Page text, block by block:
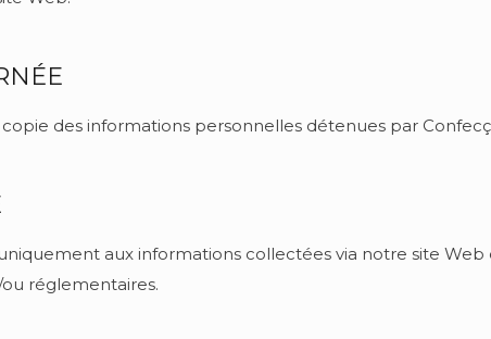
des informations personnelles détenues par
aux informations collectées via notre site
réglementaires.